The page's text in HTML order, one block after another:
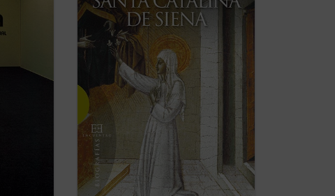
y
sea al
mujer. Qué sitio ha ocupado la mujer en
el seno de la familia y en la sociedad
dentro de los pueblos que profesaron la
religión de Cristo. Cómo era considerada
(ver ficha)